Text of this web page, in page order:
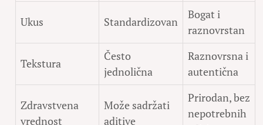
Ukus Standardizovan
Bogat i
raznovrstan
Tekstura
Često
jednolična
Raznovrsna i
autentična
Zdravstvena
vrednost
Može sadržati
aditive
Prirodan, bez
nepotrebnih